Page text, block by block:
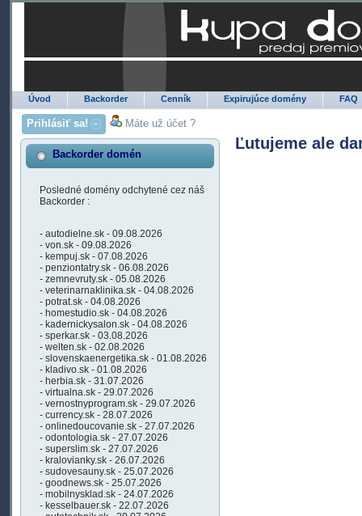
Úvod Backorder Cenník Expirujúce domény FAQ
Prihlásiť sa! Máte už účet ?
Backorder domén
Posledné domény odchytené cez náš
Backorder :
- autodielne.sk - 09.08.2026
- von.sk - 09.08.2026
- kempuj.sk - 07.08.2026
- penziontatry.sk - 06.08.2026
- zemnevruty.sk - 05.08.2026
- veterinarnaklinika.sk - 04.08.2026
- potrat.sk - 04.08.2026
- homestudio.sk - 04.08.2026
- kadernickysalon.sk - 04.08.2026
- sperkar.sk - 03.08.2026
- welten.sk - 02.08.2026
- slovenskaenergetika.sk - 01.08.2026
- kladivo.sk - 01.08.2026
- herbia.sk - 31.07.2026
- virtualna.sk - 29.07.2026
- vernostnyprogram.sk - 29.07.2026
- currency.sk - 28.07.2026
- onlinedoucovanie.sk - 27.07.2026
- odontologia.sk - 27.07.2026
- superslim.sk - 27.07.2026
- kralovianky.sk - 26.07.2026
- sudovesauny.sk - 25.07.2026
- goodnews.sk - 25.07.2026
- mobilnysklad.sk - 24.07.2026
- kesselbauer.sk - 22.07.2026
Ľutujeme ale